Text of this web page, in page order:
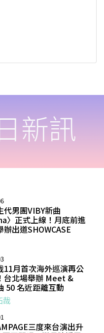
新訊
代男團VIBY新曲
〉正式上線！月底前進
辦出道SHOWCASE
11月首次海外巡演再公
台北場舉辦 Meet &
50 名近距離互動
哉
三度來台演出升